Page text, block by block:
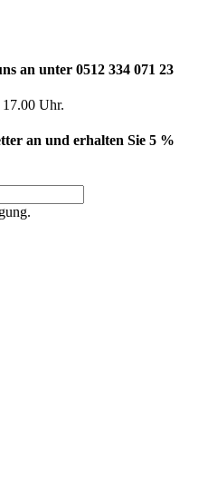
an unter 0512 334 071 23
Uhr.
an und erhalten Sie 5 %